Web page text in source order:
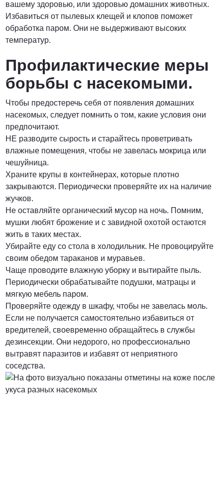
вашему здоровью, или здоровью домашних животных.
Избавиться от пылевых клещей и клопов поможет
обработка паром. Они не выдерживают высоких
температур.
Профилактические меры
борьбы с насекомыми.
Чтобы предостеречь себя от появления домашних
насекомых, следует помнить о том, какие условия они
предпочитают.
НЕ разводите сырость и старайтесь проветривать
влажные помещения, чтобы не завелась мокрица или
чешуйница.
Храните крупы в контейнерах, которые плотно
закрываются. Периодически проверяйте их на наличие
жучков.
Не оставляйте органический мусор на ночь. Помним,
мушки любят брожение и с завидной охотой остаются
жить в таких местах.
Убирайте еду со стола в холодильник. Не провоцируйте
своим обедом тараканов и муравьев.
Чаще проводите влажную уборку и вытирайте пыль.
Периодически обрабатывайте подушки, матрацы и
мягкую мебель паром.
Проверяйте одежду в шкафу, чтобы не завелась моль.
Если не получается самостоятельно избавиться от
вредителей, своевременно обращайтесь в службы
дезинсекции. Они недорого, но профессионально
вытравят паразитов и избавят от неприятного
соседства.